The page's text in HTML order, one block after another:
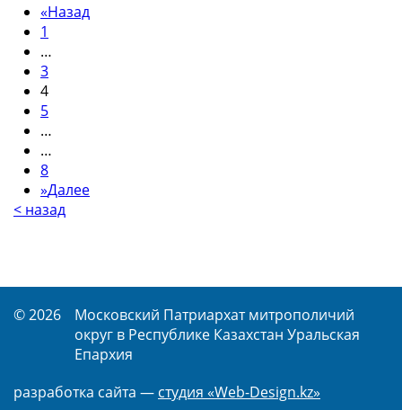
«Назад
1
…
3
4
5
…
…
8
»Далее
< назад
© 2026
Московский Патриархат митрополичий
округ в Республике Казахстан Уральская
Епархия
разработка сайта — студия «Web-Design.kz»